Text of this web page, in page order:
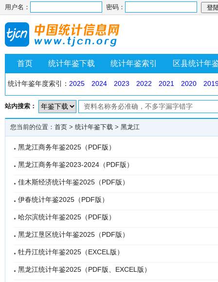
用户名： 密码：
首页 统计年鉴下载 统计年鉴索引 区县统计年
统计年鉴年度索引： 2025 2024 2023 2022 2021 2020
站内搜索：
您当前的位置： 首页 > 统计年鉴下载 > 黑龙江
黑龙江商务年鉴2025（PDF版）
黑龙江商务年鉴2023-2024（PDF版）
佳木斯经济统计年鉴2025（PDF版）
伊春统计年鉴2025（PDF版）
哈尔滨统计年鉴2025（PDF版）
黑龙江垦区统计年鉴2025（PDF版）
牡丹江统计年鉴2025（EXCEL版）
黑龙江统计年鉴2025（PDF版、EXCEL版）